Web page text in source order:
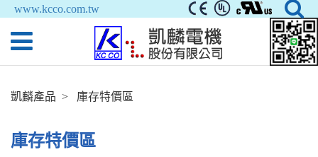
www.kcco.com.tw
凱麟產品 庫存特價區
庫存特價區